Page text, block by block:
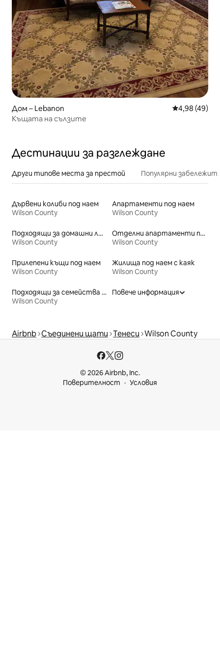
Дом – Lebanon Средна
4,98 (49)
Къщата на сълзите
Дестинации за разглеждане
Други типове места за престой Популярни
Дървени колиби под наем
Wilson County
Апартаменти под наем
Wilson County
Подходящи за домашни любимци места под наем
Wilson County
Отделни апартаменти под наем
Wilson County
Прилепени къщи под наем
Wilson County
Жилища под наем с каяк
Wilson County
Подходящи за семейства места под наем
Wilson County
Повече информация
Airbnb Съединени щати Тенеси Wilson County
© 2026 Airbnb, Inc.
Поверителност
Условия